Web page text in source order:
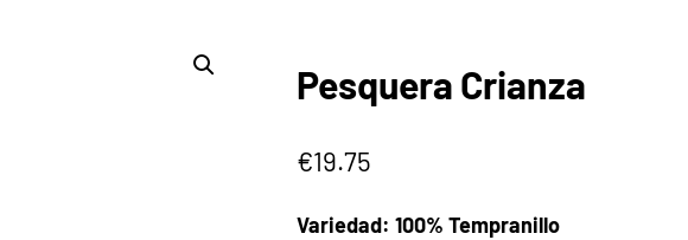
Pesquera Crianza
€19.75
Variedad: 100% Tempranillo